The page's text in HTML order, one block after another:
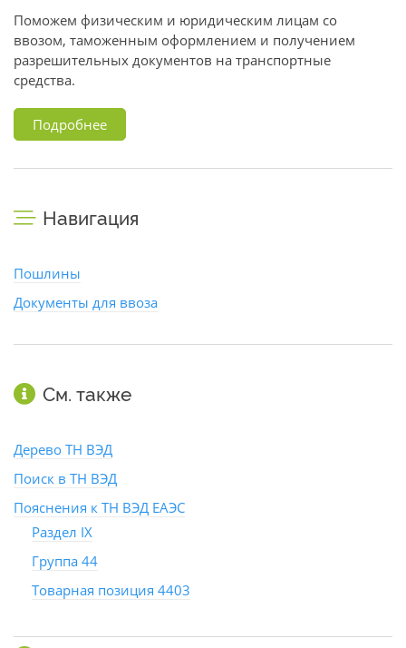
Поможем физическим и юридическим лицам со
ввозом, таможенным оформлением и получением
разрешительных документов на транспортные
средства.
Подробнее
Навигация
Пошлины
Документы для ввоза
См. также
Дерево ТН ВЭД
Поиск в ТН ВЭД
Пояснения к ТН ВЭД ЕАЭС
Раздел IX
Группа 44
Товарная позиция 4403